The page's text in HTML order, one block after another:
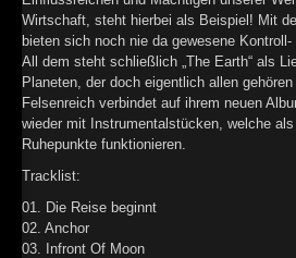
Wirtschaft, steht hierbei als Beispiel! Mit
bieten sich noch nie da gewesene
All dem steht schließlich „The Earth“ als
Planeten, der doch eigentlich allen gehören
Felsenreich verbindet auf ihrem neuen
wieder mit Instrumentalstücken, welche
Ruhepunkte funktionieren.
Tracklist:
01. Die Reise beginnt
02. Anchor
03. Infront Of Moon